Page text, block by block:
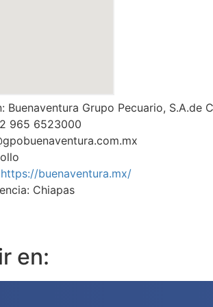
Buenaventura Grupo Pecuario, S.A.de
965 6523000
https://buenaventura.mx/
Chiapas
en: